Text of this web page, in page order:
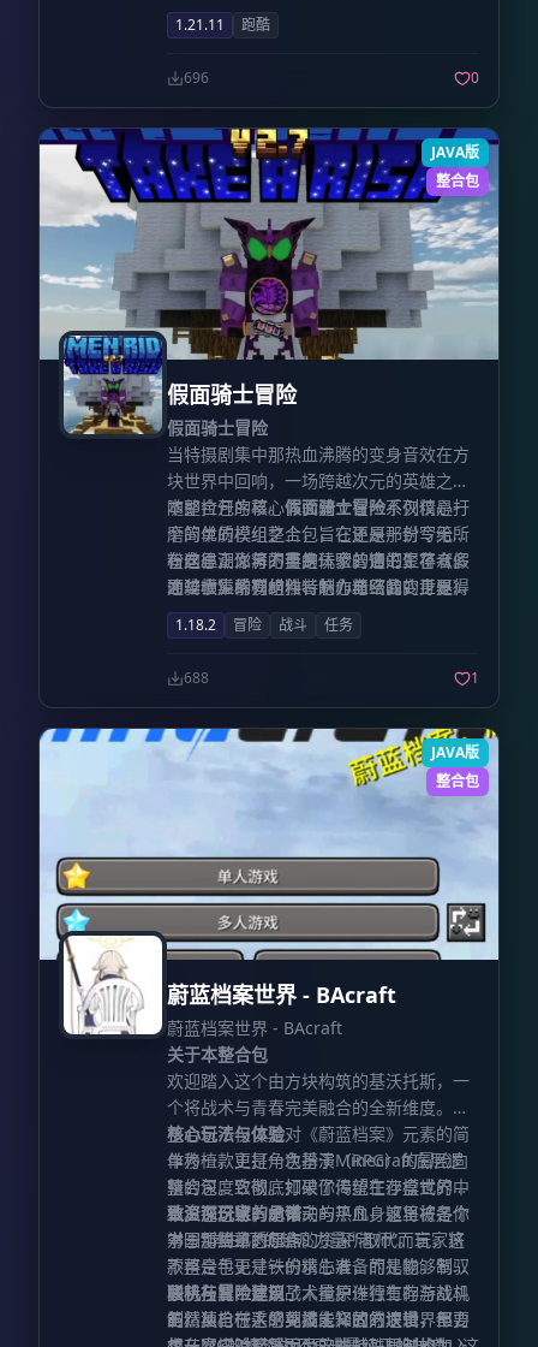
噬你的汹涌烈火，在绝命奔逃的过程中展
现你的极限操作。
排名系统，这将大幅提升地图的重玩价
值，让你在不断打破自我记录的过程中，
获得极大的竞技快感。
户端版本，以确保能够获得完整的游戏体
验。
1.21.11 跑酷
696 0
JAVA版
整合包
假面骑士冒险
假面骑士冒险
当特摄剧集中那热血沸腾的变身音效在方
块世界中回响，一场跨越次元的英雄之旅
随即拉开序幕。假面骑士冒险不仅仅是一
个简单的模组整合包，它更是一封写给所
有向往正义与力量的玩家的情书，将《假
面骑士》系列的独特魅力与《我的世界》
的自由探索完美融合。
本整合包的核心体验建立在一系列精心打
磨的优质模组之上，旨在还原那份令无数
粉丝心潮澎湃的变身体验。它汇聚了众多
才华横溢的模组作者的心血结晶，正是得
益于魔术黑猫gimagi、寰青酌、是艾雅酱
哟、-Y梦Y、奇葩的小毛、m仔b、
Aistray、Super嵩颂诵_子芊、澪琦、退
堂鼓手千云亦
等创作者的卓越贡献，这个
大世界才得以成真。
在这里，你将不再是一个普通的生存者。
通过收集稀有材料、制作精密的变身驱动
器，你将获得驾驭骑士装甲的非凡力量。
这些由上述作者潜心制作的模组内容，极
大地丰富了游戏的玩法层次，无论是平成
时代的经典形态，还是令和时代的全新设
生存体验。准备好你的变身动作了吗？属
于你的假面骑士传奇，此刻正式开演。
1.18.2 冒险 战斗 任务
688 1
JAVA版
整合包
蔚蓝档案世界 - BAcraft
蔚蓝档案世界 - BAcraft
关于本整合包
欢迎踏入这个由方块构筑的基沃托斯，一
个将战术与青春完美融合的全新维度。本
整合包不仅仅是对《蔚蓝档案》元素的简
单移植，更是一次基于Minecraft底层逻
辑的深度致敬。如果你渴望在沙盒世界中
重温那份特有的悸动与热血，这里将是你
书写新篇章的起点。
核心玩法与体验
作为一款主打角色扮演（RPG）的冒险向
整合包，它彻底打破了传统生存模式的桎
梏。在这里，史蒂夫的平凡身躯将被各个
学园“学生们”的超凡力量所取代。玩家将
不再是手无寸铁的求生者，而是能够驾驭
独特技能、运用战术掩护进行生存与战斗
的精英。在这个充满未知的方块世界里，
致资深玩家的承诺
对于那些熟悉原作的资深“老师”而言，这
款整合包更是一份精心准备的礼物。制作
团队在其中复刻了大量原作独有的游戏机
制，从枪械手感到技能释放的逻辑，都力
联机与冒险建议
虽然独自一人的英雄主义固然浪漫，但要